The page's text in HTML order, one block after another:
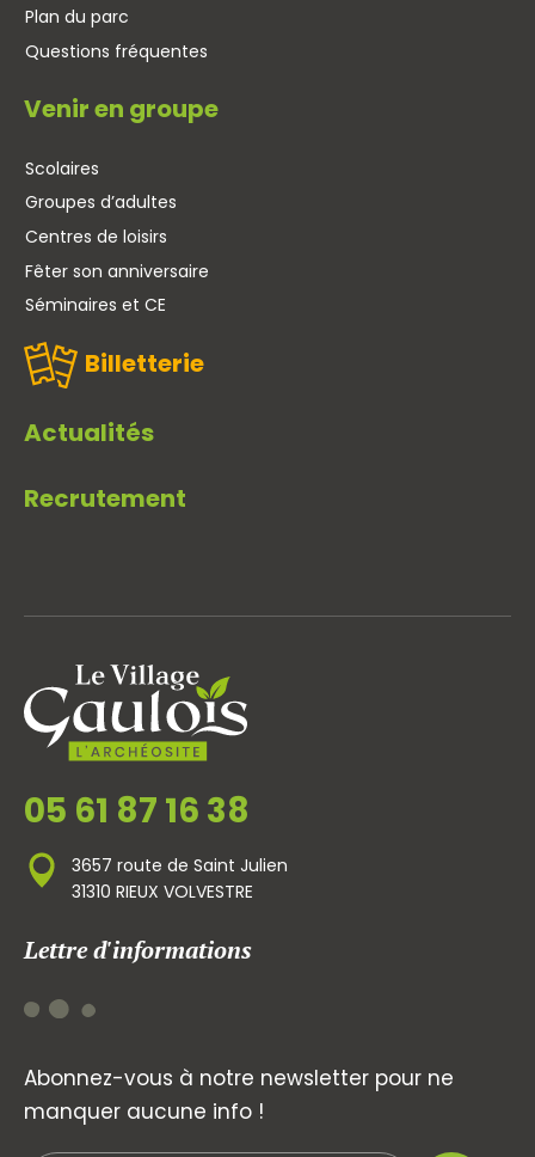
Plan du parc
Questions fréquentes
Venir en groupe
Scolaires
Groupes d’adultes
Centres de loisirs
Fêter son anniversaire
Séminaires et CE
Billetterie
Actualités
Recrutement
05 61 87 16 38
3657 route de Saint Julien
31310 RIEUX VOLVESTRE
Lettre d'informations
Abonnez-vous à notre newsletter pour ne
manquer aucune info !